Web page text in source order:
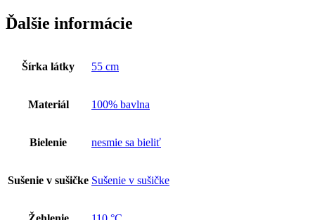
Ďalšie informácie
Šírka látky 55 cm
Materiál 100% bavlna
Bielenie nesmie sa bieliť
Sušenie v sušičke Sušenie v sušičke